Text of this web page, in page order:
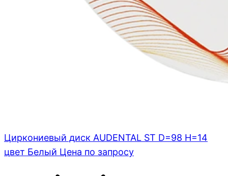
Циркониевый диск AUDENTAL ST D=98 H=14
цвет Белый Цена по запросу